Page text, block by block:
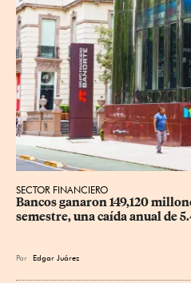
SECTOR FINANCIERO
Bancos ganaron 149,120
semestre, una caída anual de
Por Edgar Juárez